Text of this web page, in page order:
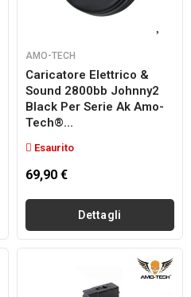
AMO-TECH
Caricatore Elettrico &
Sound 2800bb Johnny2
Black Per Serie Ak Amo-
Tech®...
Esaurito
69,90 €
Dettagli